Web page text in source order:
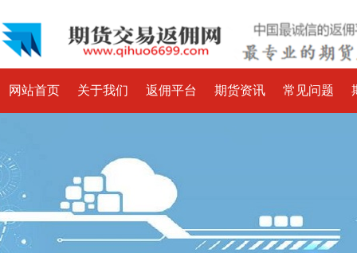
网站首页 关于我们 返佣平台 期货资讯 常见问题